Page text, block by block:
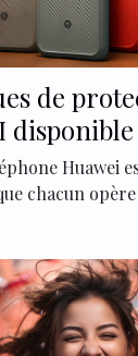
de
Huawei
chacun